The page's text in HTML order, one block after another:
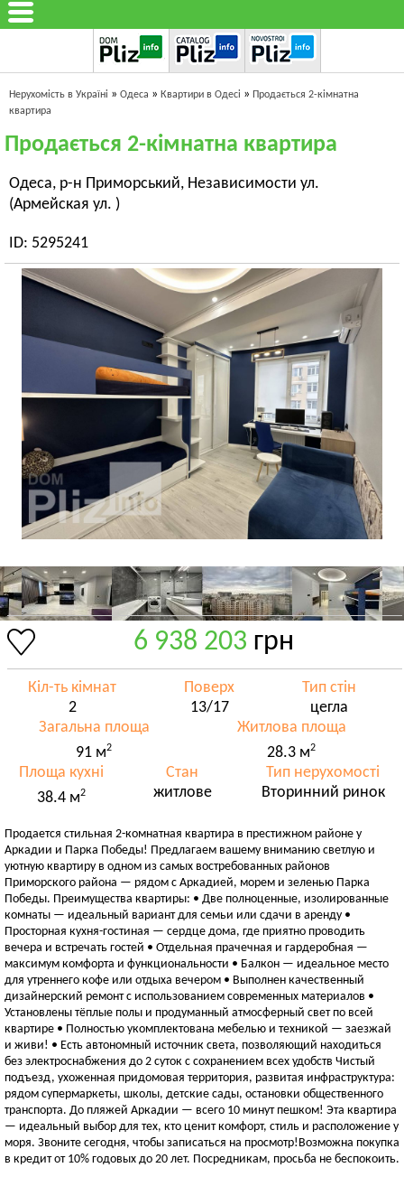
Нерухомість в Україні » Одеса » Квартири в Одесі » Продається 2-кімнатна
квартира
Продається 2-кімнатна квартира
Одеса, р-н Приморський, Независимости ул.
(Армейская ул. )
ID: 5295241
6 938 203 грн
Кіл-ть кімнат
2
Поверх
13/17
Тип стін
цегла
Загальна площа
91 м2
Житлова площа
28.3 м2
Площа кухні
38.4 м2
Стан
житлове
Тип нерухомості
Вторинний ринок
Продается стильная 2-комнатная квартира в престижном районе у
Аркадии и Парка Победы! Предлагаем вашему вниманию светлую и
уютную квартиру в одном из самых востребованных районов
Приморского района — рядом с Аркадией, морем и зеленью Парка
Победы. Преимущества квартиры: • Две полноценные, изолированные
комнаты — идеальный вариант для семьи или сдачи в аренду •
Просторная кухня-гостиная — сердце дома, где приятно проводить
вечера и встречать гостей • Отдельная прачечная и гардеробная —
максимум комфорта и функциональности • Балкон — идеальное место
для утреннего кофе или отдыха вечером • Выполнен качественный
дизайнерский ремонт с использованием современных материалов •
Установлены тёплые полы и продуманный атмосферный свет по всей
квартире • Полностью укомплектована мебелью и техникой — заезжай
и живи! • Есть автономный источник света, позволяющий находиться
без электроснабжения до 2 суток с сохранением всех удобств Чистый
подъезд, ухоженная придомовая территория, развитая инфраструктура:
рядом супермаркеты, школы, детские сады, остановки общественного
транспорта. До пляжей Аркадии — всего 10 минут пешком! Эта квартира
— идеальный выбор для тех, кто ценит комфорт, стиль и расположение у
моря. Звоните сегодня, чтобы записаться на просмотр!Возможна покупка
в кредит от 10% годовых до 20 лет. Посредникам, просьба не беспокоить.